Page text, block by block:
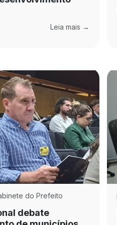
Leia mais →
do Prefeito
debate